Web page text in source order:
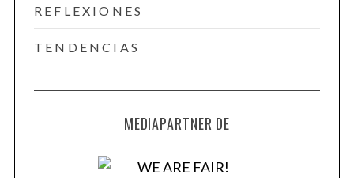
REFLEXIONES
TENDENCIAS
MEDIAPARTNER DE